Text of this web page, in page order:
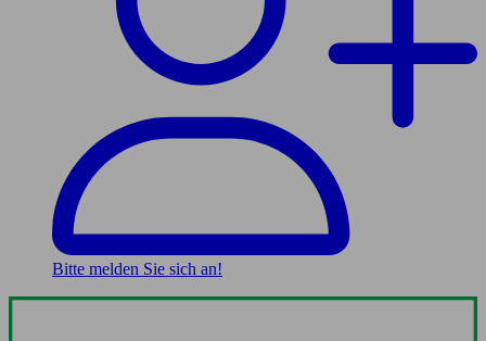
Bitte melden Sie sich an!